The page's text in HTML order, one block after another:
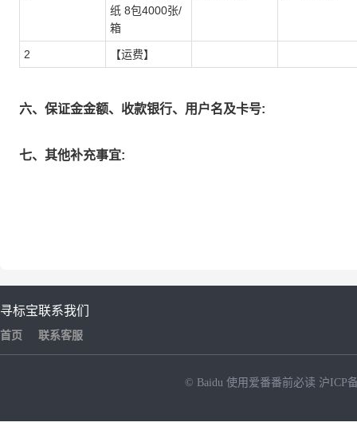
纸 8包4000张/
箱
2 【运费】
六、保证金金额、收款银行、用户名及卡号:
七、其他补充事宜:
寻标宝
首页
联系我们
联系客服
© Baidu 使用爱番番前必读 沪ICP